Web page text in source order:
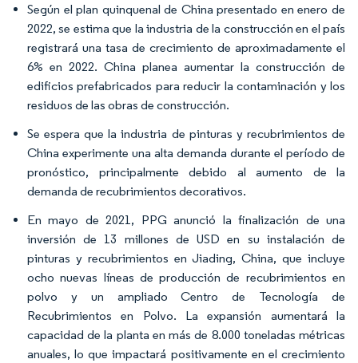
Según el plan quinquenal de China presentado en enero de
2022, se estima que la industria de la construcción en el país
registrará una tasa de crecimiento de aproximadamente el
6% en 2022. China planea aumentar la construcción de
edificios prefabricados para reducir la contaminación y los
residuos de las obras de construcción.
Se espera que la industria de pinturas y recubrimientos de
China experimente una alta demanda durante el período de
pronóstico, principalmente debido al aumento de la
demanda de recubrimientos decorativos.
En mayo de 2021, PPG anunció la finalización de una
inversión de 13 millones de USD en su instalación de
pinturas y recubrimientos en Jiading, China, que incluye
ocho nuevas líneas de producción de recubrimientos en
polvo y un ampliado Centro de Tecnología de
Recubrimientos en Polvo. La expansión aumentará la
capacidad de la planta en más de 8.000 toneladas métricas
anuales, lo que impactará positivamente en el crecimiento